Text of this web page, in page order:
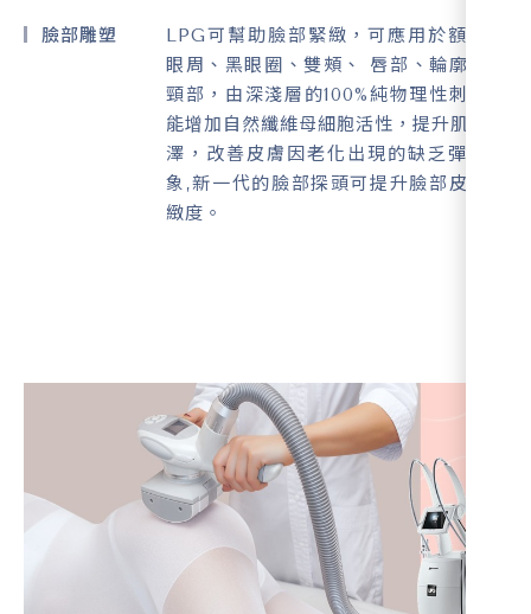
臉部雕塑
LPG可幫助臉部緊緻，可應用於額頭、
眼周、黑眼圈、雙頰、 唇部、輪廓線、
頸部，由深淺層的100%純物理性刺激，
能增加自然纖維母細胞活性，提升肌膚光
澤，改善皮膚因老化出現的缺乏彈性現
象,新一代的臉部探頭可提升臉部皮膚緊
緻度。